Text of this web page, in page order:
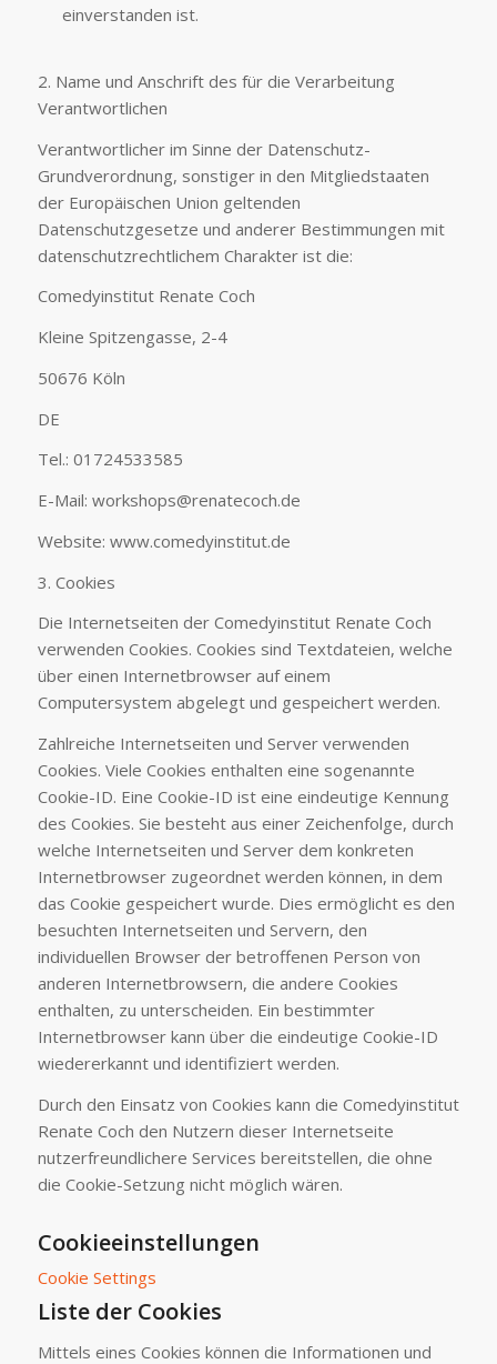
einverstanden ist.
2. Name und Anschrift des für die Verarbeitung
Verantwortlichen
Verantwortlicher im Sinne der Datenschutz-
Grundverordnung, sonstiger in den Mitgliedstaaten
der Europäischen Union geltenden
Datenschutzgesetze und anderer Bestimmungen mit
datenschutzrechtlichem Charakter ist die:
Comedyinstitut Renate Coch
Kleine Spitzengasse, 2-4
50676 Köln
DE
Tel.: 01724533585
E-Mail: workshops@renatecoch.de
Website: www.comedyinstitut.de
3. Cookies
Die Internetseiten der Comedyinstitut Renate Coch
verwenden Cookies. Cookies sind Textdateien, welche
über einen Internetbrowser auf einem
Computersystem abgelegt und gespeichert werden.
Zahlreiche Internetseiten und Server verwenden
Cookies. Viele Cookies enthalten eine sogenannte
Cookie-ID. Eine Cookie-ID ist eine eindeutige Kennung
des Cookies. Sie besteht aus einer Zeichenfolge, durch
welche Internetseiten und Server dem konkreten
Internetbrowser zugeordnet werden können, in dem
das Cookie gespeichert wurde. Dies ermöglicht es den
besuchten Internetseiten und Servern, den
individuellen Browser der betroffenen Person von
anderen Internetbrowsern, die andere Cookies
enthalten, zu unterscheiden. Ein bestimmter
Internetbrowser kann über die eindeutige Cookie-ID
wiedererkannt und identifiziert werden.
Durch den Einsatz von Cookies kann die Comedyinstitut
Renate Coch den Nutzern dieser Internetseite
nutzerfreundlichere Services bereitstellen, die ohne
die Cookie-Setzung nicht möglich wären.
Cookieeinstellungen
Cookie Settings
Liste der Cookies
Mittels eines Cookies können die Informationen und